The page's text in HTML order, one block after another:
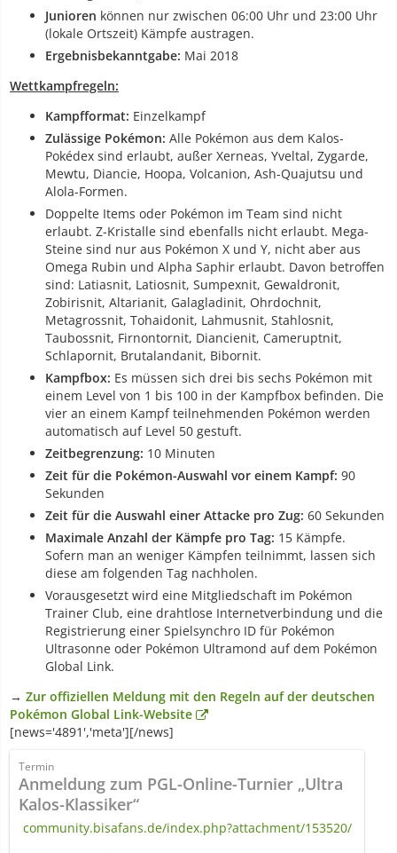
Junioren können nur zwischen 06:00 Uhr und 23:00 Uhr
(lokale Ortszeit) Kämpfe austragen.
Ergebnisbekanntgabe: Mai 2018
Wettkampfregeln:
Kampfformat: Einzelkampf
Zulässige Pokémon: Alle Pokémon aus dem Kalos-
Pokédex sind erlaubt, außer Xerneas, Yveltal, Zygarde,
Mewtu, Diancie, Hoopa, Volcanion, Ash-Quajutsu und
Alola-Formen.
Doppelte Items oder Pokémon im Team sind nicht
erlaubt. Z-Kristalle sind ebenfalls nicht erlaubt. Mega-
Steine sind nur aus Pokémon X und Y, nicht aber aus
Omega Rubin und Alpha Saphir erlaubt. Davon betroffen
sind: Latiasnit, Latiosnit, Sumpexnit, Gewaldronit,
Zobirisnit, Altarianit, Galagladinit, Ohrdochnit,
Metagrossnit, Tohaidonit, Lahmusnit, Stahlosnit,
Taubossnit, Firnontornit, Diancienit, Cameruptnit,
Schlapornit, Brutalandanit, Bibornit.
Kampfbox: Es müssen sich drei bis sechs Pokémon mit
einem Level von 1 bis 100 in der Kampfbox befinden. Die
vier an einem Kampf teilnehmenden Pokémon werden
automatisch auf Level 50 gestuft.
Zeitbegrenzung: 10 Minuten
Zeit für die Pokémon-Auswahl vor einem Kampf: 90
Sekunden
Zeit für die Auswahl einer Attacke pro Zug: 60 Sekunden
Maximale Anzahl der Kämpfe pro Tag: 15 Kämpfe.
Sofern man an weniger Kämpfen teilnimmt, lassen sich
diese am folgenden Tag nachholen.
Vorausgesetzt wird eine Mitgliedschaft im Pokémon
Trainer Club, eine drahtlose Internetverbindung und die
Registrierung einer Spielsynchro ID für Pokémon
Ultrasonne oder Pokémon Ultramond auf dem Pokémon
Global Link.
→ Zur offiziellen Meldung mit den Regeln auf der deutschen
Pokémon Global Link-Website
[news='4891','meta'][/news]
Termin
Anmeldung zum PGL-Online-Turnier „Ultra
Kalos-Klassiker“
community.bisafans.de/index.php?attachment/153520/